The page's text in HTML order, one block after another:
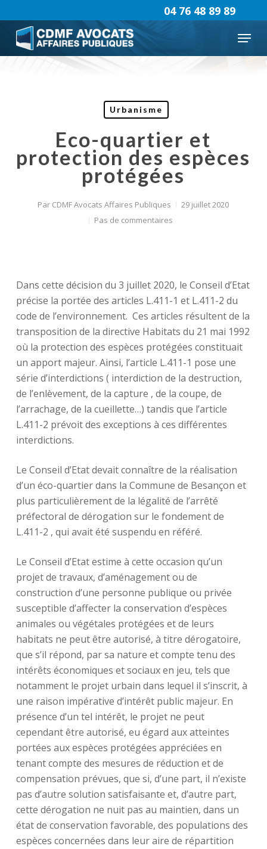
to
main
content
Menu
04 76 48 89 89
Urbanisme
Eco-quartier et
protection des espèces
protégées
Par CDMF Avocats Affaires Publiques
29 juillet 2020
Pas de commentaires
Dans cette décision du 3 juillet 2020, le Conseil d’Etat
précise la portée des articles L.411-1 et L.411-2 du
code de l’environnement. Ces articles résultent de la
transposition de la directive Habitats du 21 mai 1992
où la protection des espèces protégées constituait
un apport majeur. Ainsi, l’article L.411-1 pose une
série d’interdictions ( interdiction de la destruction,
de l’enlèvement, de la capture , de la coupe, de
l’arrachage, de la cueillette…) tandis que l’article
L.411-2 prévoit des exceptions à ces différentes
interdictions.
Le Conseil d’Etat devait connaître de la réalisation
d’un éco-quartier dans la Commune de Besançon et
plus particulièrement de la légalité de l’arrêté
préfectoral de dérogation sur le fondement de
L.411-2 , qui avait été suspendu en référé.
Le Conseil d’Etat estime à cette occasion qu’un
projet de travaux, d’aménagement ou de
construction d’une personne publique ou privée
susceptible d’affecter la conservation d’espèces
animales ou végétales protégées et de leurs
habitats ne peut être autorisé, à titre dérogatoire,
que s’il répond, par sa nature et compte tenu des
intérêts économiques et sociaux en jeu, tels que
notamment le projet urbain dans lequel il s’inscrit, à
une raison impérative d’intérêt public majeur. En
présence d’un tel intérêt, le projet ne peut
cependant être autorisé, eu égard aux atteintes
portées aux espèces protégées appréciées en
tenant compte des mesures de réduction et de
compensation prévues, que si, d’une part, il n’existe
pas d’autre solution satisfaisante et, d’autre part,
cette dérogation ne nuit pas au maintien, dans un
état de conservation favorable, des populations des
espèces concernées dans leur aire de répartition